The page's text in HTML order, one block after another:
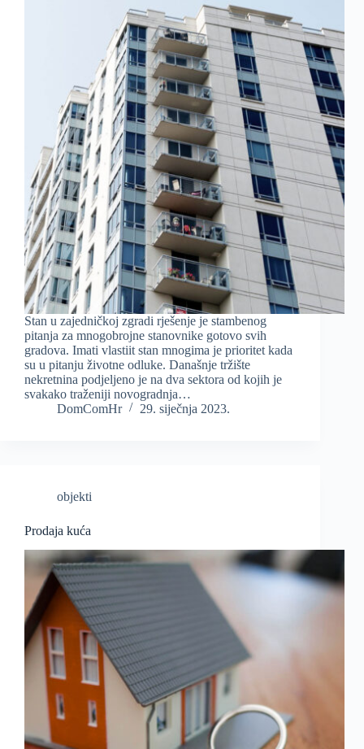
Stan u zajedničkoj zgradi rješenje je stambenog
pitanja za mnogobrojne stanovnike gotovo svih
gradova. Imati vlastiit stan mnogima je prioritet kada
su u pitanju životne odluke. Današnje tržište
nekretnina podjeljeno je na dva sektora od kojih je
svakako traženiji novogradnja…
DomComHr
29. siječnja 2023.
objekti
Prodaja kuća